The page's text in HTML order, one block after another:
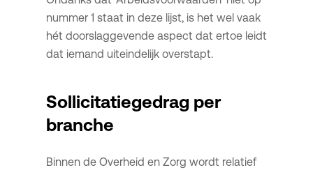
nummer 1 staat in deze lijst, is het wel vaak
hét doorslaggevende aspect dat ertoe leidt
dat iemand uiteindelijk overstapt.
Sollicitatiegedrag per
branche
Binnen de Overheid en Zorg wordt relatief